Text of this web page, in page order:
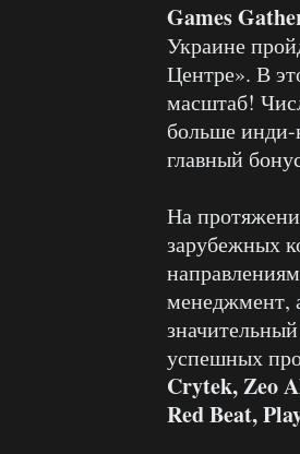
Games
Украине
Центре». В
масштаб!
больше инди-
главный
На
зарубежных
менеджмент,
успешных
Crytek, Zeo
Red Beat,